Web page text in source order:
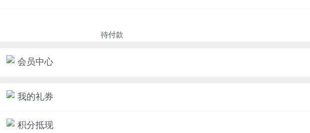
待付款
会员中心
我的礼券
积分抵现